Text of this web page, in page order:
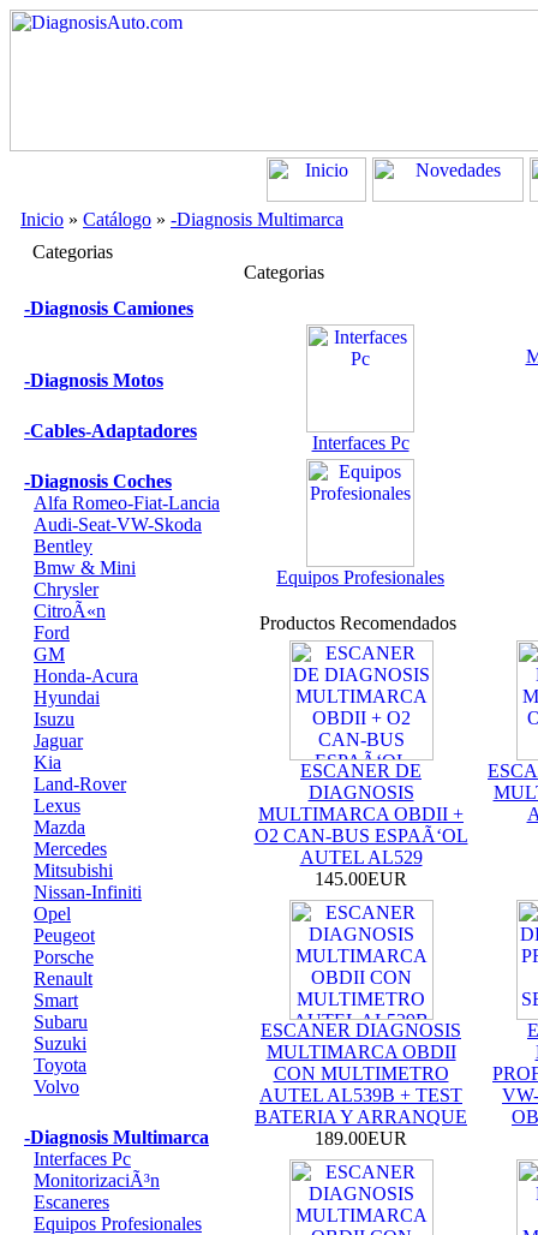
Inicio » Catálogo » -Diagnosis Multimarca
Categorias
-Diagnosis Camiones
-Diagnosis Motos
-Cables-Adaptadores
-Diagnosis Coches
Alfa Romeo-Fiat-Lancia
Audi-Seat-VW-Skoda
Bentley
Bmw & Mini
Chrysler
CitroÃ«n
Ford
GM
Honda-Acura
Hyundai
Isuzu
Jaguar
Kia
Land-Rover
Lexus
Mazda
Mercedes
Mitsubishi
Nissan-Infiniti
Opel
Peugeot
Porsche
Renault
Smart
Subaru
Suzuki
Toyota
Volvo
-Diagnosis Multimarca
Interfaces Pc
MonitorizaciÃ³n
Escaneres
Equipos Profesionales
Categorias
Interfaces Pc
Equipos Profesionales
Productos Recomendados
ESCANER DE
DIAGNOSIS
MULTIMARCA OBDII +
O2 CAN-BUS ESPAÃ‘OL
AUTEL AL529
145.00EUR
ESCANER DIAGNOSIS
MULTIMARCA OBDII
CON MULTIMETRO
AUTEL AL539B + TEST
BATERIA Y ARRANQUE
189.00EUR